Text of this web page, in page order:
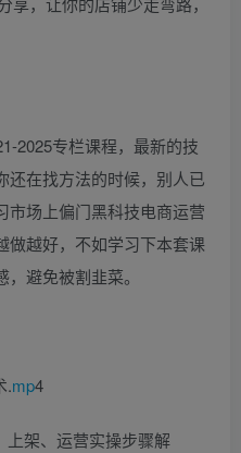
2025专栏课程，最新的技
还在找方法的时候，别人已
市场上偏门黑科技电商运营
做越好，不如学习下本套课
避免被割韭菜。
.mp4
上架、运营实操步骤解